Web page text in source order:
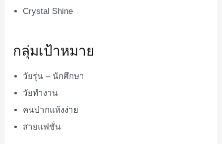
Crystal Shine
กลุ่มเป้าหมาย
วัยรุ่น – นักศึกษา
วัยทำงาน
คนปากแห้งง่าย
สายแฟชั่น